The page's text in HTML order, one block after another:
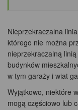
Nieprzekraczalna
którego nie można
nieprzekraczalną
budynków
w tym garaży i wiat
Wyjątkowo, niektóre
mogą częściowo lub